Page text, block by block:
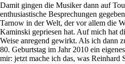
Damit gingen die Musiker dann auf
enthusiastische Besprechungen
Tarnow in der Welt, der vor allem die
Kaminski gepriesen hat. Auf mich hat
Weise anregend gewirkt. Als ich dann
80. Geburtstag im Jahr 2010 ein
mir: jetzt mache ich das, was Reinhard